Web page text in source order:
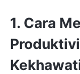
1. Cara